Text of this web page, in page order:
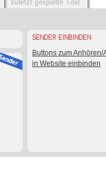
zuletzt gespielte Titel
SENDER EINBINDEN
Buttons zum Anhören/
in Website einbinden